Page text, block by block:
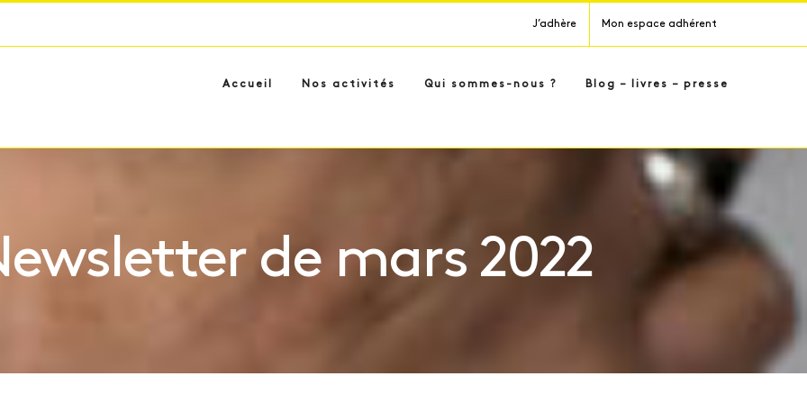
J’adhère Mon espace adhérent
Accueil Nos activités Qui sommes-nous ? Blog – livres – presse
de mars 2022